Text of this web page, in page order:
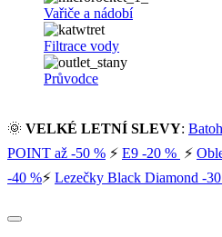
Vařiče a nádobí
Filtrace vody
Průvodce
🌞 VELKÉ LETNÍ SLEVY:
POINT až -50 % ⚡ E9 -20 % ⚡
-40 %⚡ Lezečky Black Diamond -